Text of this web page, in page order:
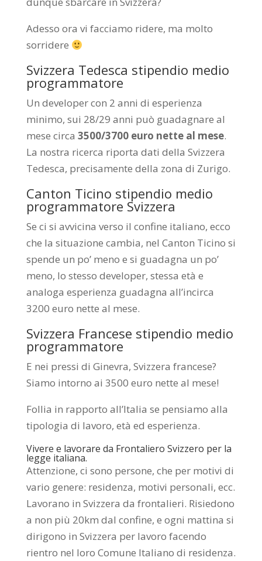
Adesso ora vi facciamo ridere, ma molto
sorridere
Svizzera Tedesca stipendio medio
programmatore
Un developer con 2 anni di esperienza
minimo, sui 28/29 anni può guadagnare al
mese circa 3500/3700 euro nette al mese.
La nostra ricerca riporta dati della Svizzera
Tedesca, precisamente della zona di Zurigo.
Canton Ticino stipendio medio
programmatore Svizzera
Se ci si avvicina verso il confine italiano, ecco
che la situazione cambia, nel Canton Ticino si
spende un po’ meno e si guadagna un po’
meno, lo stesso developer, stessa età e
analoga esperienza guadagna all’incirca
3200 euro nette al mese.
Svizzera Francese stipendio medio
programmatore
E nei pressi di Ginevra, Svizzera francese?
Siamo intorno ai 3500 euro nette al mese!
Follia in rapporto all’Italia se pensiamo alla
tipologia di lavoro, età ed esperienza.
Vivere e lavorare da Frontaliero Svizzero per la
legge italiana.
Attenzione, ci sono persone, che per motivi di
vario genere: residenza, motivi personali, ecc.
Lavorano in Svizzera da frontalieri. Risiedono
a non più 20km dal confine, e ogni mattina si
dirigono in Svizzera per lavoro facendo
rientro nel loro Comune Italiano di residenza.